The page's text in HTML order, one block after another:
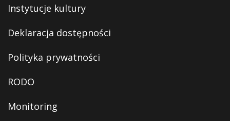
Instytucje kultury
Deklaracja dostępności
Polityka prywatności
RODO
Monitoring